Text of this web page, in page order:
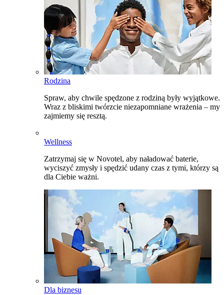
Rodzina
Spraw, aby chwile spędzone z rodziną były wyjątkowe.
Wraz z bliskimi twórzcie niezapomniane wrażenia – my
zajmiemy się resztą.
Wellness
Zatrzymaj się w Novotel, aby naładować baterie,
wyciszyć zmysły i spędzić udany czas z tymi, którzy są
dla Ciebie ważni.
Dla biznesu